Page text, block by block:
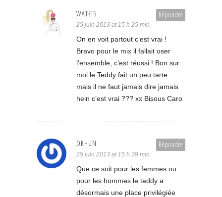
Répondre
WATZIS
25 juin 2013 at 15 h 25 min
On en voit partout c’est vrai !
Bravo pour le mix il fallait oser
l’ensemble, c’est réussi ! Bon sur
moi le Teddy fait un peu tarte…
mais il ne faut jamais dire jamais
hein c’est vrai ??? xx Bisous Caro
Répondre
OKHUN
25 juin 2013 at 15 h 39 min
Que ce soit pour les femmes ou
pour les hommes le teddy a
désormais une place privilégiée